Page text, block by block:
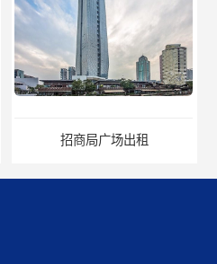
华润置地大厦招租